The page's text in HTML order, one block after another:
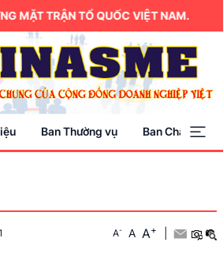
TRẬN TỔ QUỐC VIỆT NAM.
Ban Thường vụ Ban Chấp hành
A- A A+